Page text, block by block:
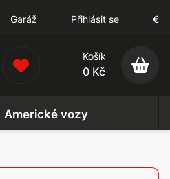
Garáž Přihlásit se €
Košík
0 Kč
Americké vozy